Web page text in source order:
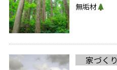
無垢材
家づくり